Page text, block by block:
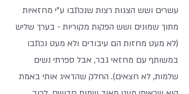
עשרים ושש הצגות רצות שנכתבו ע"י מחזאיות
מתוך שמונים ושש הפקות מקוריות - בערך שליש
(לא מעט מחזות הם עיבודים ולא מעט נכתבו
במשותף עם מחזאי גבר, אבל ספרתי נשים
שלמות, לא חצאים). החלק שהדאיג אותי באמת